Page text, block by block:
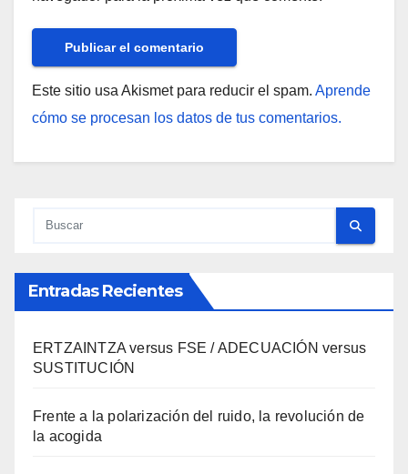
Este sitio usa Akismet para reducir el spam. Aprende
cómo se procesan los datos de tus comentarios.
Entradas Recientes
ERTZAINTZA versus FSE / ADECUACIÓN versus
SUSTITUCIÓN
Frente a la polarización del ruido, la revolución de
la acogida